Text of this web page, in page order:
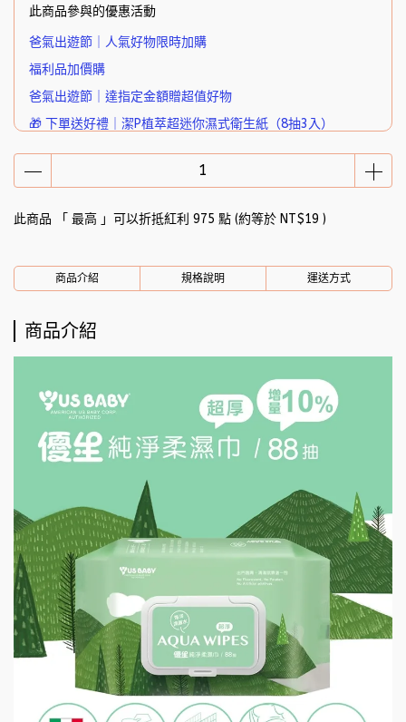
此商品參與的優惠活動
爸氣出遊節｜人氣好物限時加購
福利品加價購
爸氣出遊節｜達指定金額贈超值好物
🎁 下單送好禮｜潔P植萃超迷你濕式衛生紙（8抽3入）
此商品 「 最高 」可以折抵紅利 975 點 (約等於 NT$19 )
商品介紹 規格說明 運送方式
商品介紹